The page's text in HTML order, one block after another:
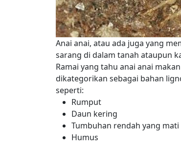
Anai anai, atau ada juga yang
sarang di dalam tanah ataupun
Ramai yang tahu anai anai
dikategorikan sebagai bahan
seperti:
Rumput
Daun kering
Tumbuhan rendah yang mati
Humus